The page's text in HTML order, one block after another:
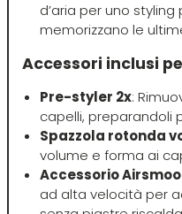
Hibros
L
Labor
Layla
d’aria per uno
memorizzano le
Accessori inclusi
Pre-styler 2x:
capelli, preparandoli
Spazzola rotonda
volume e forma ai
Accessorio
ad alta velocità per